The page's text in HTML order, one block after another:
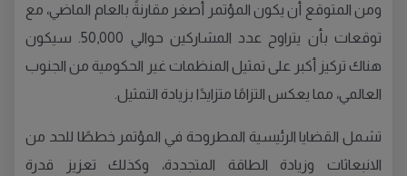
ومن المتوقع أن يكون المؤتمر أصغر مقارنةً بالعام الماضي، مع
توقعات بأن يتراوح عدد المشاركين حوالي 50,000. سيكون
هناك تركيز أكبر على تمثيل المنظمات غير الحكومية من الجنوب
العالمي، مما يعكس التزامًا متزايدًا بزيادة التمثيل.
تشمل القضايا الرئيسية المطروحة في المؤتمر خططًا للحد من
الانبعاثات وزيادة الطاقة المتجددة، وكذلك تعزيز قدرة